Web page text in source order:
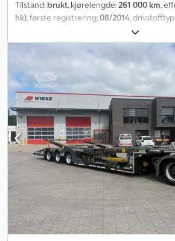
Tilstand: brukt, kjørelengde: 261 000 km,
hk) , første registrering:08/2014 ,
2 aksler
automatisk, lasteromslengde:4 200 mm,
, lasteromshøyde: